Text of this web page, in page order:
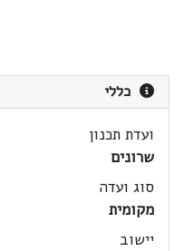
כללי
ועדת תכנון
שרונים
סוג ועדה
מקומית
יישוב